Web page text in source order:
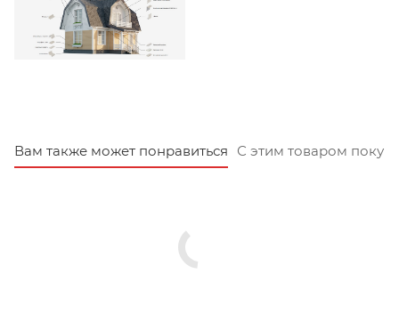
Вам также может понравиться С этим товаром